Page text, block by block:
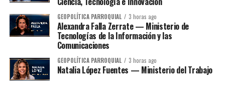
GEOPOLÍTICA PARROQUIAL 3 horas ago
Alexandra Falla Zerrate — Ministerio de
Tecnologías de la Información y las
Comunicaciones
GEOPOLÍTICA PARROQUIAL 3 horas ago
Natalia López Fuentes — Ministerio del Trabajo